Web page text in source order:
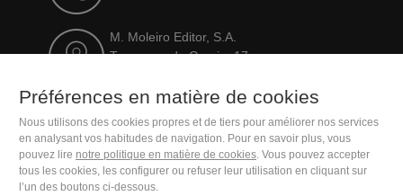
M. Moleiro Editor, S.A.
Travesera de Gracia, 17
Préférences en matière de cookies
Nous utilisons des cookies propres et de tiers pour améliorer nos services
en analysant vos habitudes de navigation. Pour en savoir plus, vous
pouvez lire notre politique en matière de cookies. Vous pouvez accepter
tous les cookies, les configurer ou refuser leur utilisation en cliquant sur
l’un des boutons ci-dessous.